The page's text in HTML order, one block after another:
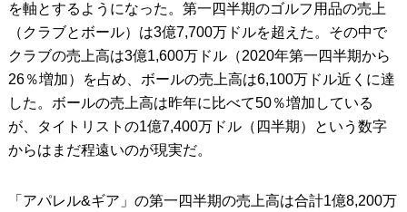
を軸とするようになった。第一四半期のゴルフ用品の売上
（クラブとボール）は3億7,700万ドルを超えた。その中で
クラブの売上高は3億1,600万ドル（2020年第一四半期から
26％増加）を占め、ボールの売上高は6,100万ドル近くに達
した。ボールの売上高は昨年に比べて50％増加している
が、タイトリストの1億7,400万ドル（四半期）という数字
からはまだ程遠いのが現実だ。
「アパレル&ギア」の第一四半期の売上高は合計1億8,200万